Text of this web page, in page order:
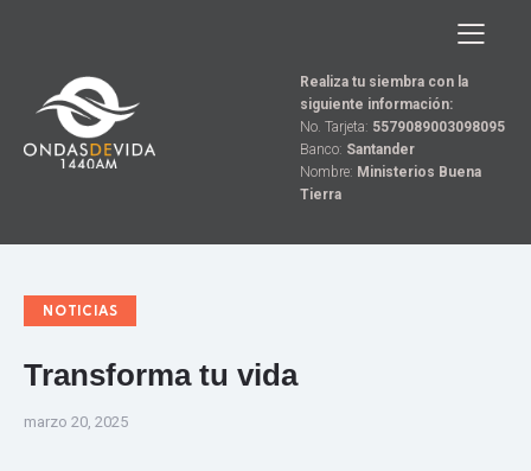
Realiza tu siembra con la
siguiente información:
No. Tarjeta: 5579089003098095
Banco: Santander
Nombre: Ministerios Buena
Tierra
NOTICIAS
Transforma tu vida
marzo 20, 2025